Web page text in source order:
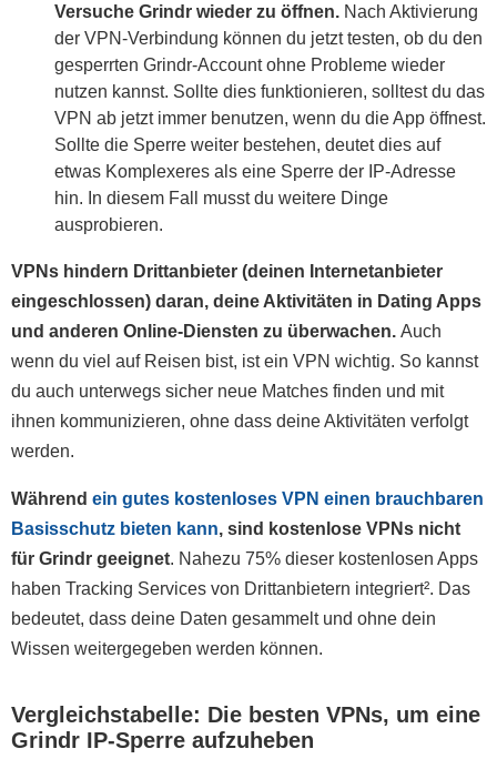
Versuche Grindr wieder zu öffnen. Nach Aktivierung
der VPN-Verbindung können du jetzt testen, ob du den
gesperrten Grindr-Account ohne Probleme wieder
nutzen kannst. Sollte dies funktionieren, solltest du das
VPN ab jetzt immer benutzen, wenn du die App öffnest.
Sollte die Sperre weiter bestehen, deutet dies auf
etwas Komplexeres als eine Sperre der IP-Adresse
hin. In diesem Fall musst du weitere Dinge
ausprobieren.
VPNs hindern Drittanbieter (deinen Internetanbieter
eingeschlossen) daran, deine Aktivitäten in Dating Apps
und anderen Online-Diensten zu überwachen. Auch
wenn du viel auf Reisen bist, ist ein VPN wichtig. So kannst
du auch unterwegs sicher neue Matches finden und mit
ihnen kommunizieren, ohne dass deine Aktivitäten verfolgt
werden.
Während ein gutes kostenloses VPN einen brauchbaren
Basisschutz bieten kann, sind kostenlose VPNs nicht
für Grindr geeignet. Nahezu 75% dieser kostenlosen Apps
haben Tracking Services von Drittanbietern integriert². Das
bedeutet, dass deine Daten gesammelt und ohne dein
Wissen weitergegeben werden können.
Vergleichstabelle: Die besten VPNs, um eine
Grindr IP-Sperre aufzuheben